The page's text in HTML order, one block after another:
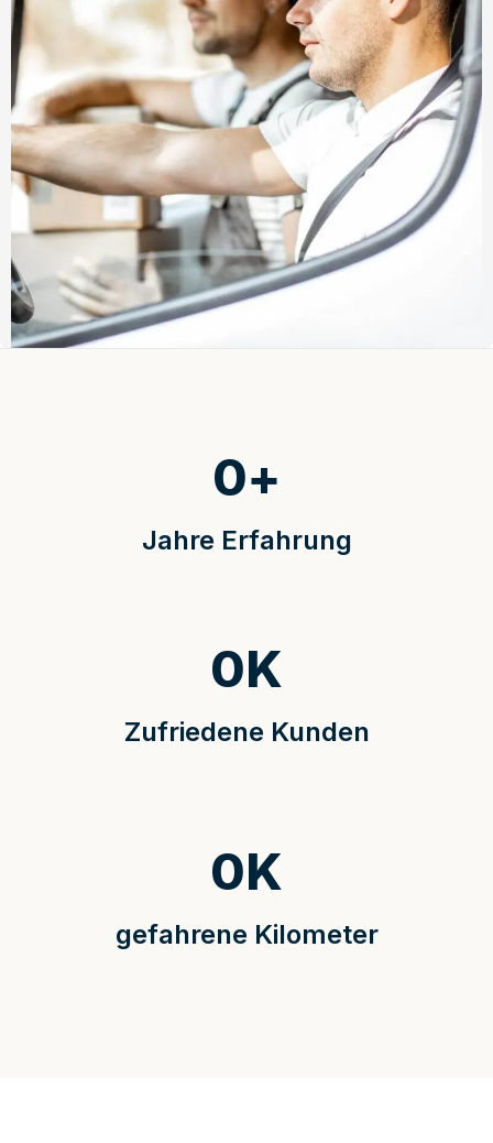
Jahre Erfahrung
0+
Zufriedene Kunden
0K
gefahrene Kilometer
0K